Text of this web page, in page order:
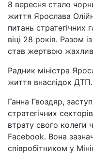
8 вересня стало
життя Ярослава
питань стратегічних
віці 28 років. Разом
став жертвою
Радник міністра
життя внаслідок ДТП.
Ганна Гвоздяр,
стратегічних
втрату свого колеги
Facebook. Вона
співробітником у